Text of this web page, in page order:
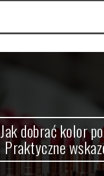
Jak dobrać kolor
Praktyczne